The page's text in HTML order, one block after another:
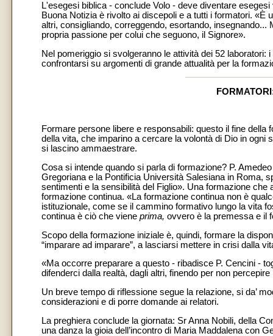
L'esegesi biblica - conclude Volo - deve diventare
Buona Notizia è rivolto ai discepoli e a tutti i formatori. «È
altri, consigliando, correggendo, esortando,
propria passione per colui che seguono, il Signore».
Nel pomeriggio si svolgeranno le attività dei 52
confrontarsi su argomenti di grande attualità per la
Formare persone libere e responsabili: questo il fine
della vita, che imparino a cercare la volontà di Dio in ogni
si lascino ammaestrare.
Cosa si intende quando si parla di formazione? P.
Gregoriana e la Pontificia Università Salesiana in Roma,
sentimenti e la sensibilità del Figlio». Una formazione
formazione continua. «La formazione continua non è
istituzionale, come se il cammino formativo lungo la vita
continua è ciò che viene prima, ovvero è la premessa e il
Scopo della formazione iniziale è, quindi, formare la
“imparare ad imparare”, a lasciarsi mettere in crisi dalla
«Ma occorre preparare a questo - ribadisce P. Cencini -
difenderci dalla realtà, dagli altri, finendo per non
Un breve tempo di riflessione segue la relazione, si da’
considerazioni e di porre domande ai relatori.
La preghiera conclude la giornata: Sr Anna Nobili, della
una danza la gioia dell’incontro di Maria Maddalena con